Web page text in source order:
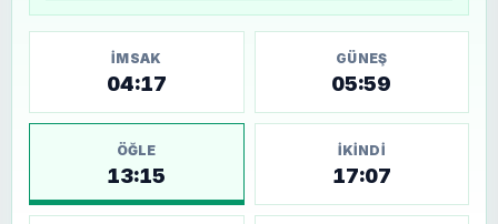
İMSAK
04:17
GÜNEŞ
05:59
ÖĞLE
13:15
İKINDI
17:07